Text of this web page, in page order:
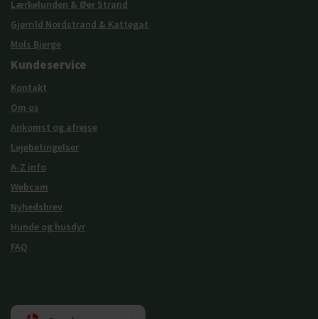
Lærkelunden & Øer Strand
Gjerrild Nordstrand & Kattegat
Mols Bjerge
Kundeservice
Kontakt
Om os
Ankomst og afrejse
Lejebetingelser
A-Z info
Webcam
Nyhedsbrev
Hunde og husdyr
FAQ